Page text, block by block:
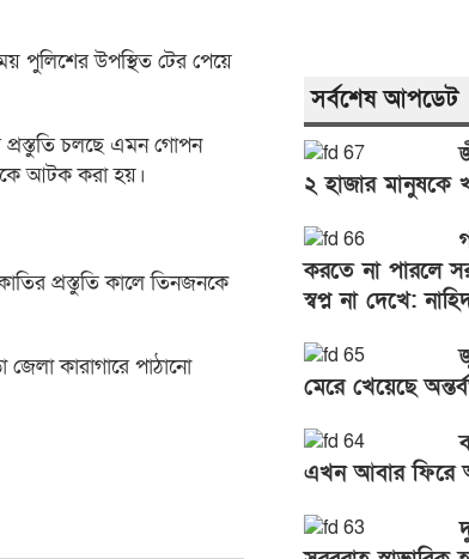
পুলিশের উপস্থিত টের পেয়ে
প্রস্তুতি চলছে এমন গোপন
আটক করা হয়।
প্রস্তুতি কালে তিনজনকে
কারাগারে পাঠানো
সর্বশেষ আপডেট
২ হাজার মানুষকে
করতে না পারলে
স্বপ্ন না দেখে:
মেরে খেয়েছে
এখন আবার ফিরে